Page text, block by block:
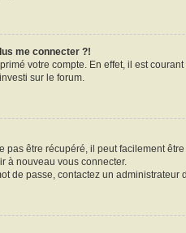
me connecter ?!
votre compte. En effet, il est
sur le forum.
pas être récupéré, il peut facilement
à nouveau vous connecter.
de passe, contactez un administrateur